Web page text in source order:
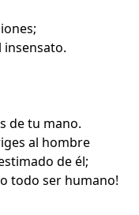
insensato.
de tu mano.
al hombre
de él;
todo ser humano!